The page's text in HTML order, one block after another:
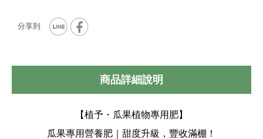
商品詳細說明
【植予・瓜果植物專用肥】
瓜果專用營養肥｜甜度升級，豐收滿棚！